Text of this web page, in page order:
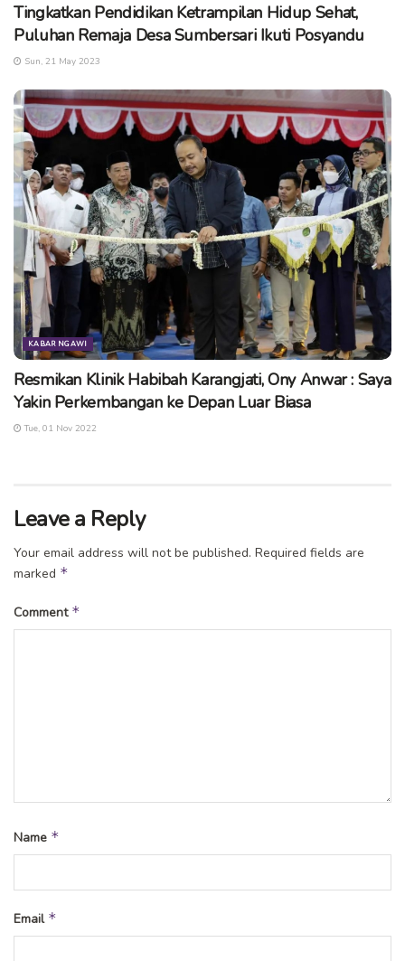
Tingkatkan Pendidikan Ketrampilan Hidup Sehat,
Puluhan Remaja Desa Sumbersari Ikuti Posyandu
Sun, 21 May 2023
KABAR NGAWI
Resmikan Klinik Habibah Karangjati, Ony Anwar : Saya
Yakin Perkembangan ke Depan Luar Biasa
Tue, 01 Nov 2022
Leave a Reply
Your email address will not be published. Required fields are
marked *
Comment *
Name *
Email *